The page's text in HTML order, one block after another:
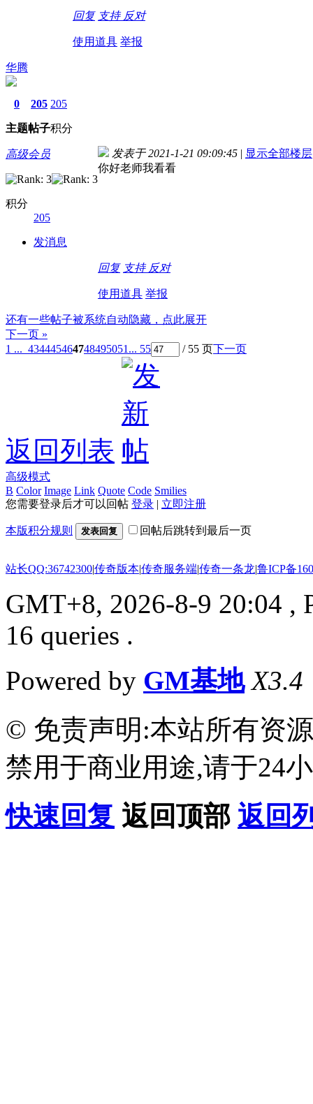
回复 支持 反对
使用道具 举报
华腾
0
主题
205
帖子
205
积分
高级会员
积分
205
发消息
发表于 2021-1-21 09:09:45 | 显示全部楼层
你好老师我看看
回复 支持 反对
使用道具 举报
还有一些帖子被系统自动隐藏，点此展开
下一页 »
1 ... 434445464748495051 ... 55 / 55 页下一页
返回列表
高级模式
B Color Image Link Quote Code Smilies
您需要登录后才可以回帖 登录 | 立即注册
本版积分规则 发表回复 回帖后跳转到最后一页
站长QQ:36742300|传奇版本|传奇服务端|传奇一条龙|鲁ICP备
GMT+8, 2026-8-9 20:04 ,
16 queries .
Powered by GM基地 X3.4
© 免责声明:本站所有资
禁用于商业用途,请于24
快速回复 返回顶部 返回